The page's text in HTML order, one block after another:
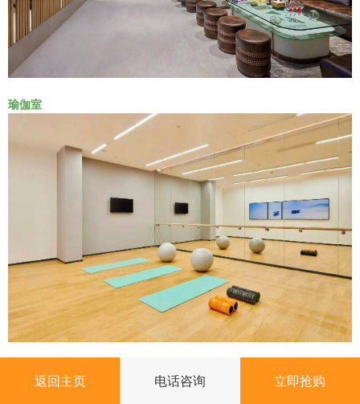
瑜伽室
返回主页 电话咨询 立即抢购